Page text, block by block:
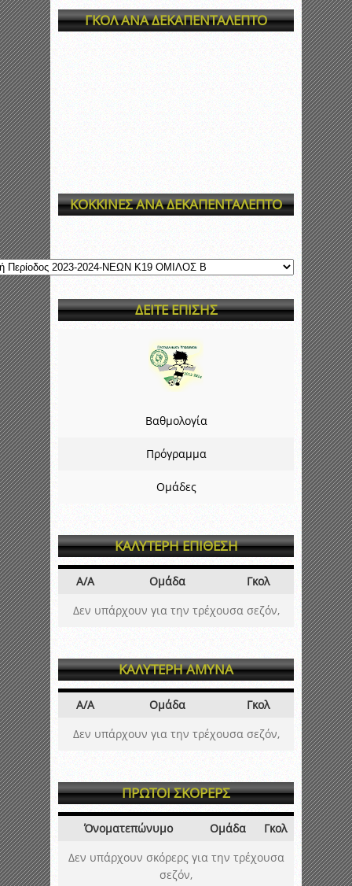
ΓΚΟΛ ΑΝΑ ΔΕΚΑΠΕΝΤΑΛΕΠΤΟ
ΚΟΚΚΙΝΕΣ ΑΝΑ ΔΕΚΑΠΕΝΤΑΛΕΠΤΟ
ΔΕΙΤΕ ΕΠΙΣΗΣ
Βαθμολογία
Πρόγραμμα
Ομάδες
ΚΑΛΥΤΕΡΗ ΕΠΙΘΕΣΗ
Α/Α Ομάδα
Γκολ
Δεν υπάρχουν για την τρέχουσα σεζόν,
ΚΑΛΥΤΕΡΗ ΑΜΥΝΑ
Α/Α Ομάδα
Γκολ
Δεν υπάρχουν για την τρέχουσα σεζόν,
ΠΡΩΤΟΙ ΣΚΟΡΕΡΣ
Όνοματεπώνυμο Ομάδα
Γκολ
Δεν υπάρχουν σκόρερς για την τρέχουσα
σεζόν,